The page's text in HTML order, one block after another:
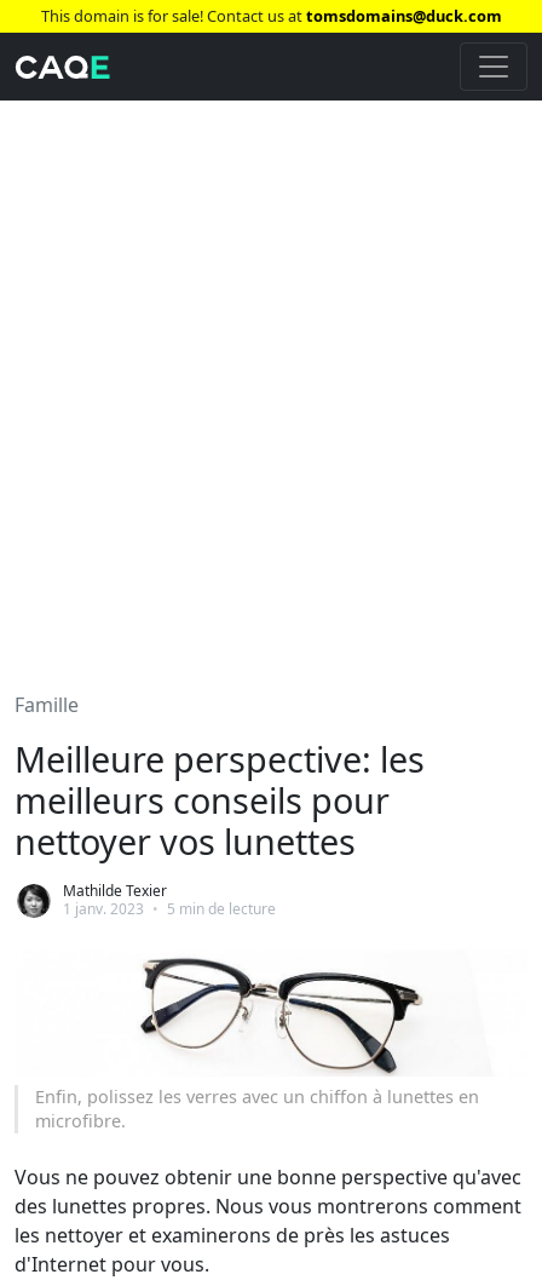
This domain is for sale! Contact us attomsdomains@duck.com
Famille
Meilleure perspective: les
meilleurs conseils pour
nettoyer vos lunettes
Mathilde Texier
1 janv. 2023 • 5 min de lecture
Enfin, polissez les verres avec un chiffon à lunettes en
microfibre.
Vous ne pouvez obtenir une bonne perspective qu'avec
des lunettes propres. Nous vous montrerons comment
les nettoyer et examinerons de près les astuces
d'Internet pour vous.